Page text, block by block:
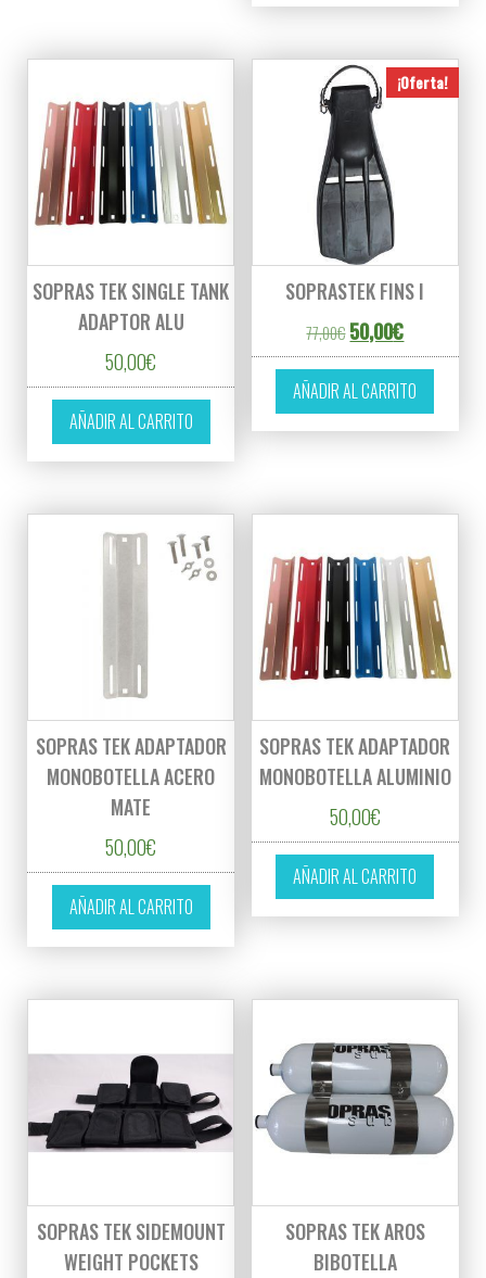
SOPRAS TEK SINGLE TANK
ADAPTOR ALU
50,00€
AÑADIR AL CARRITO
¡Oferta!
SOPRASTEK FINS I
77,00€ El precio original
50,00€El precio
AÑADIR AL CARRITO
SOPRAS TEK ADAPTADOR
MONOBOTELLA ACERO
MATE
50,00€
AÑADIR AL CARRITO
SOPRAS TEK ADAPTADOR
MONOBOTELLA ALUMINIO
50,00€
AÑADIR AL CARRITO
SOPRAS TEK SIDEMOUNT
WEIGHT POCKETS
SOPRAS TEK AROS
BIBOTELLA